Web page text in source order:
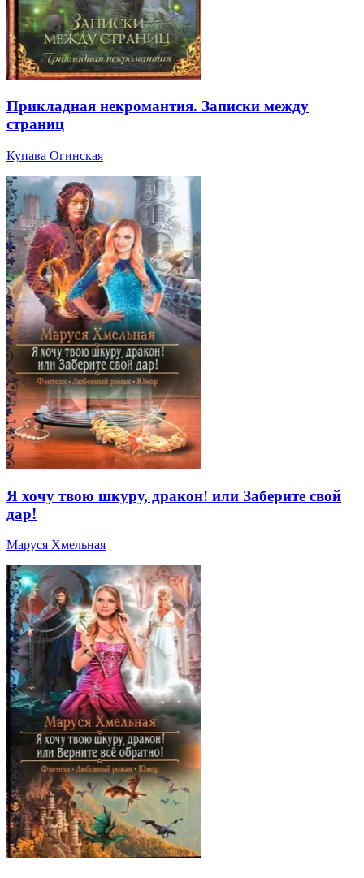
Прикладная некромантия. Записки между
страниц
Купава Огинская
Я хочу твою шкуру, дракон! или Заберите свой
дар!
Маруся Хмельная